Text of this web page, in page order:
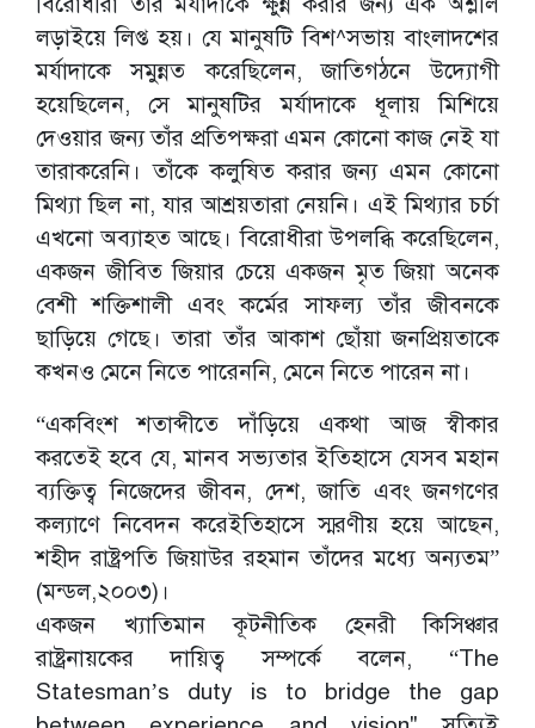
লড়াইয়ে লিপ্ত হয়। যে মানুষটি বিশ^সভায় বাংলাদশের
মর্যাদাকে সমুন্নত করেছিলেন, জাতিগঠনে উদ্যোগী
হয়েছিলেন, সে মানুষটির মর্যাদাকে ধূলায় মিশিয়ে
দেওয়ার জন্য তাঁর প্রতিপক্ষরা এমন কোনো কাজ নেই যা
তারাকরেনি। তাঁকে কলুষিত করার জন্য এমন কোনো
মিথ্যা ছিল না, যার আশ্রয়তারা নেয়নি। এই মিথ্যার চর্চা
এখনো অব্যাহত আছে। বিরোধীরা উপলব্ধি করেছিলেন,
একজন জীবিত জিয়ার চেয়ে একজন মৃত জিয়া অনেক
বেশী শক্তিশালী এবং কর্মের সাফল্য তাঁর জীবনকে
ছাড়িয়ে গেছে। তারা তাঁর আকাশ ছোঁয়া জনপ্রিয়তাকে
কখনও মেনে নিতে পারেননি, মেনে নিতে পারেন না।
“একবিংশ শতাব্দীতে দাঁড়িয়ে একথা আজ স্বীকার
করতেই হবে যে, মানব সভ্যতার ইতিহাসে যেসব মহান
ব্যক্তিত্ব নিজেদের জীবন, দেশ, জাতি এবং জনগণের
কল্যাণে নিবেদন করেইতিহাসে স্মরণীয় হয়ে আছেন,
শহীদ রাষ্ট্রপতি জিয়াউর রহমান তাঁদের মধ্যে অন্যতম”
(মন্ডল,২০০৩)।
একজন খ্যাতিমান কূটনীতিক হেনরী কিসিঞ্চার
রাষ্ট্রনায়কের দায়িত্ব সম্পর্কে বলেন, “The
Statesman’s duty is to bridge the gap